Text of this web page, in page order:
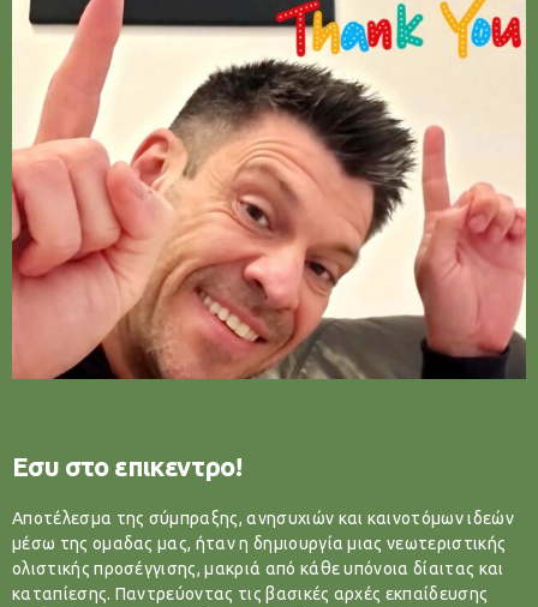
Εσυ στο επικεντρο!
Αποτέλεσμα της σύμπραξης, ανησυχιών και καινοτόμων ιδεών
μέσω της ομαδας μας, ήταν η δημιουργία μιας νεωτεριστικής
ολιστικής προσέγγισης, μακριά από κάθε υπόνοια δίαιτας και
καταπίεσης. Παντρεύοντας τις βασικές αρχές εκπαίδευσης